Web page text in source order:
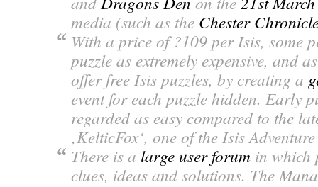
media (such as the Chester
With a price of ?109 per Isis, some
puzzle as extremely expensive, and
offer free Isis puzzles, by creating a
event for each puzzle hidden. Early
regarded as easy compared to the
‚KelticFox‘, one of the Isis
There is a large user forum in which
clues, ideas and solutions. The